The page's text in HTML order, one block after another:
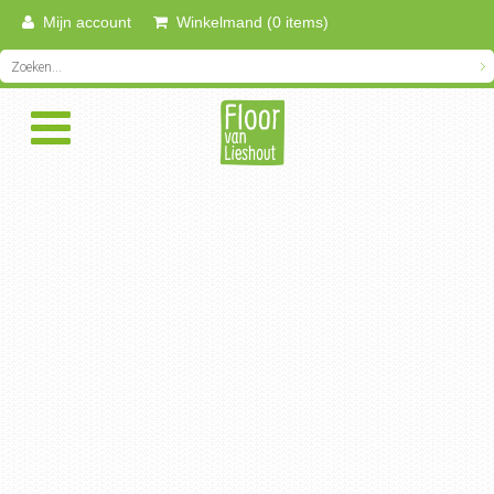
Mijn account Winkelmand (0 items)